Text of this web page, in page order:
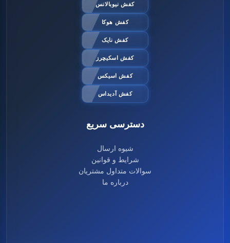
کفش نیوبالانس
کفش هوکا
کفش نایک
کفش اسکیچرز
کفش اسیکس
کفش آدیداس
دسترسی سریع
شیوه ارسال
شرایط و قوانین
سوالات متداول مشتریان
درباره ما